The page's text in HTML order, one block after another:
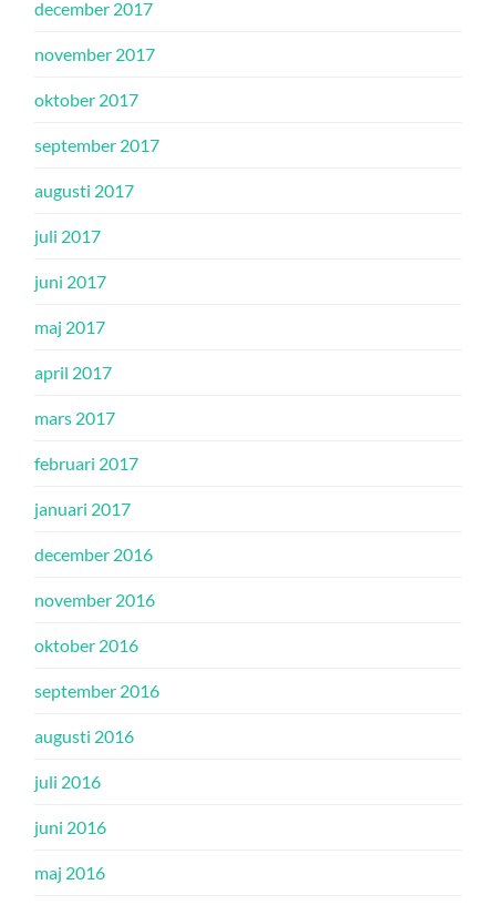
december 2017
november 2017
oktober 2017
september 2017
augusti 2017
juli 2017
juni 2017
maj 2017
april 2017
mars 2017
februari 2017
januari 2017
december 2016
november 2016
oktober 2016
september 2016
augusti 2016
juli 2016
juni 2016
maj 2016